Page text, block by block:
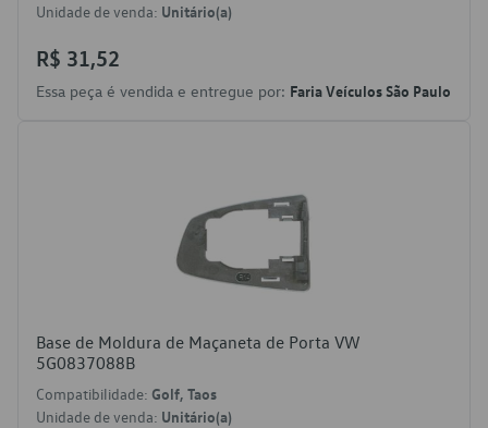
Unidade de venda: Unitário(a)
R$ 31,52
Essa peça é vendida e entregue por: Faria Veículos São Paulo
Base de Moldura de Maçaneta de Porta VW
5G0837088B
Compatibilidade: Golf, Taos
Unidade de venda: Unitário(a)